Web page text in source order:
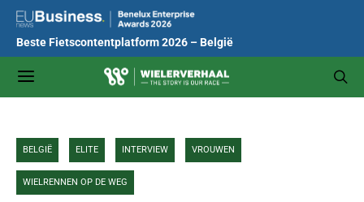
Beste Fietscontentplatform 2026 – België
BELGIË ELITE INTERVIEW VROUWEN
WIELRENNEN OP DE WEG